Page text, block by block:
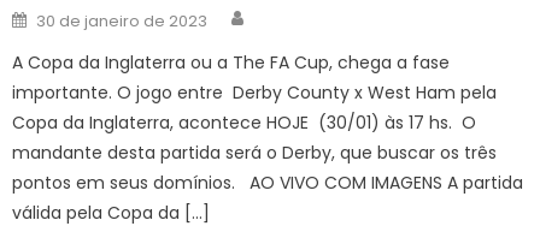
Posted
on
30 de janeiro de 2023
A Copa da Inglaterra ou a The FA Cup, chega a fase
importante. O jogo entre Derby County x West Ham pela
Copa da Inglaterra, acontece HOJE (30/01) às 17 hs. O
mandante desta partida será o Derby, que buscar os três
pontos em seus domínios. AO VIVO COM IMAGENS A partida
válida pela Copa da […]